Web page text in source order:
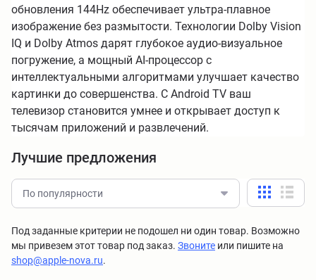
обновления 144Hz обеспечивает ультра-плавное
изображение без размытости. Технологии Dolby Vision
IQ и Dolby Atmos дарят глубокое аудио-визуальное
погружение, а мощный AI-процессор с
интеллектуальными алгоритмами улучшает качество
картинки до совершенства. С Android TV ваш
телевизор становится умнее и открывает доступ к
тысячам приложений и развлечений.
Лучшие предложения
По популярности
Под заданные критерии не подошел ни один товар. Возможно
мы привезем этот товар под заказ. Звоните или пишите на
shop@apple-nova.ru.